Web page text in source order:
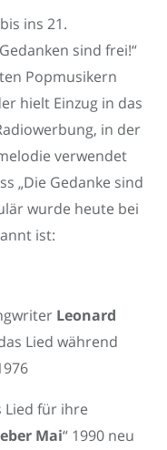
ins 21.
sind frei!“
Popmusikern
hielt Einzug in das
in der
verwendet
„Die Gedanke sind
wurde heute bei
ist:
Leonard
Lied während
Lied für ihre
Mai“ 1990 neu